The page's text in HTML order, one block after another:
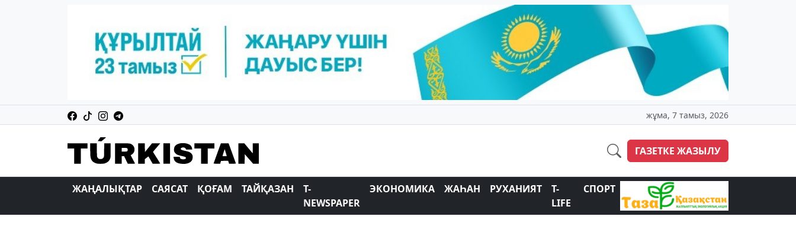
жұма, 7 тамыз, 2026
ГАЗЕТКЕ ЖАЗЫЛУ
ЖАҢАЛЫҚТАР САЯСАТ ҚОҒАМ ТАЙҚАЗАН
T-
NEWSPAPER
ЭКОНОМИКА ЖАҺАН РУХАНИЯТ
T-
LIFE
СПОРТ